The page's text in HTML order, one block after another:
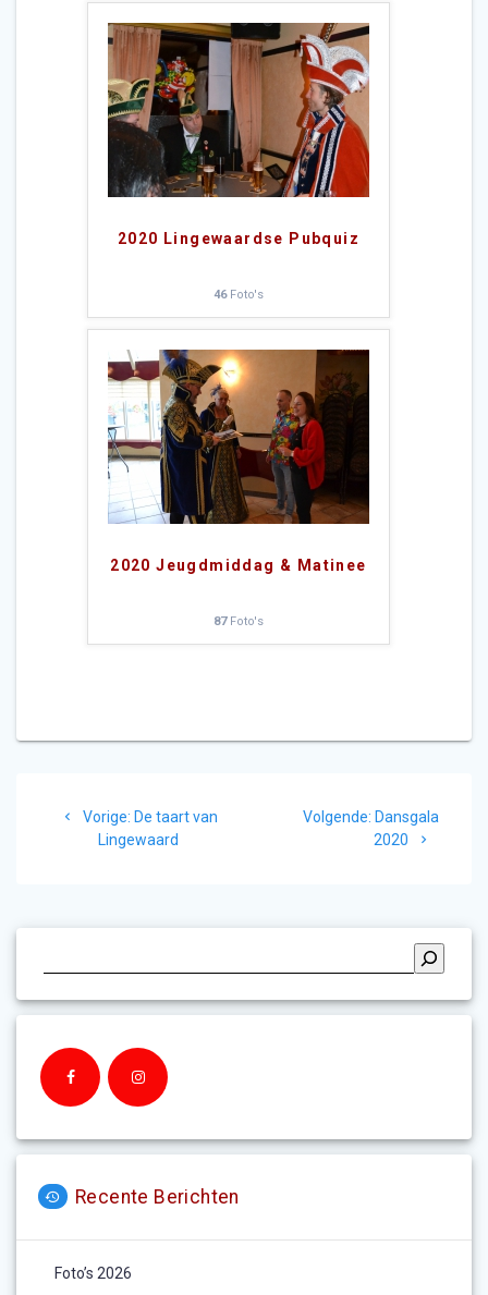
2020 Lingewaardse Pubquiz
46Foto's
2020 Jeugdmiddag & Matinee
87Foto's
navigatie
Vorige: Vorig
bericht:
De taart van
Lingewaard
Volgende: Volgend
bericht:
Dansgala
2020
Recente Berichten
Foto’s 2026